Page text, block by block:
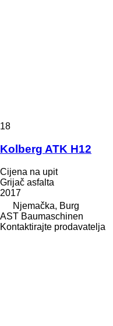
18
Kolberg ATK H12
Cijena na upit
Grijač asfalta
2017
Njemačka, Burg
AST Baumaschinen
Kontaktirajte prodavatelja